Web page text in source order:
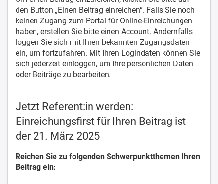
den Button „Einen Beitrag einreichen“. Falls Sie noch
keinen Zugang zum Portal für Online-Einreichungen
haben, erstellen Sie bitte einen Account. Andernfalls
loggen Sie sich mit Ihren bekannten Zugangsdaten
ein, um fortzufahren. Mit Ihren Logindaten können Sie
sich jederzeit einloggen, um Ihre persönlichen Daten
oder Beiträge zu bearbeiten.
Jetzt Referent:in werden:
Einreichungsfirst für Ihren Beitrag ist
der 21. März 2025
Reichen Sie zu folgenden Schwerpunktthemen Ihren
Beitrag ein: